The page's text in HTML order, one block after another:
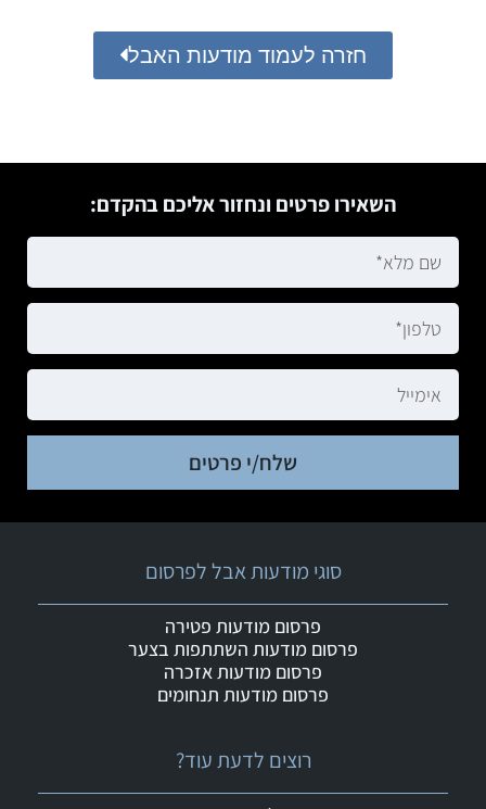
חזרה לעמוד מודעות האבל
השאירו פרטים ונחזור אליכם בהקדם:
שלח/י פרטים
רוצים לדעת עוד?
סוגי מודעות אבל לפרסום
פרסום מודעות פטירה
פרסום מודעות השתתפות בצער
פרסום מודעות אזכרה
פרסום מודעות תנחומים